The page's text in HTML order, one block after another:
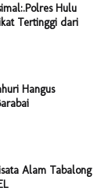
Hulu
Tertinggi dari
Hangus
Alam Tabalong